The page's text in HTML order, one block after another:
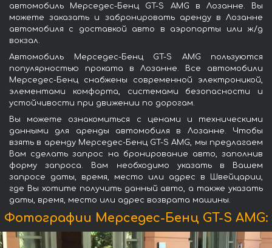
автомобиль Мерседес-Бенц GT-S AMG в Лозанне. Вы
можете заказать и забронировать аренду в Лозанне
автомобиля с доставкой авто в аэропорты или ж/д
вокзал.
Автомобиль Мерседес-Бенц GT-S AMG пользуются
популярностью проката в Лозанне. Все автомобили
Мерседес-Бенц снабжены современной электроникой,
элементами комфорта, системами безопасности и
устойчивости при движении по дорогам.
Вы можете ознакомиться с ценами и техническими
данными для аренды автомобиля в Лозанне. Чтобы
взять в аренду Мерседес-Бенц GT-S AMG, мы предлагаем
Вам сделать запрос на бронирование авто, заполнив
форму запроса. Вам необходимо указать в Вашем
запросе даты, время, место или адрес в Швейцарии,
где Вы хотите получить данный авто, а также указать
даты, время, место или адрес возврата машины.
Фотографии Мерседес-Бенц GT-S AMG: